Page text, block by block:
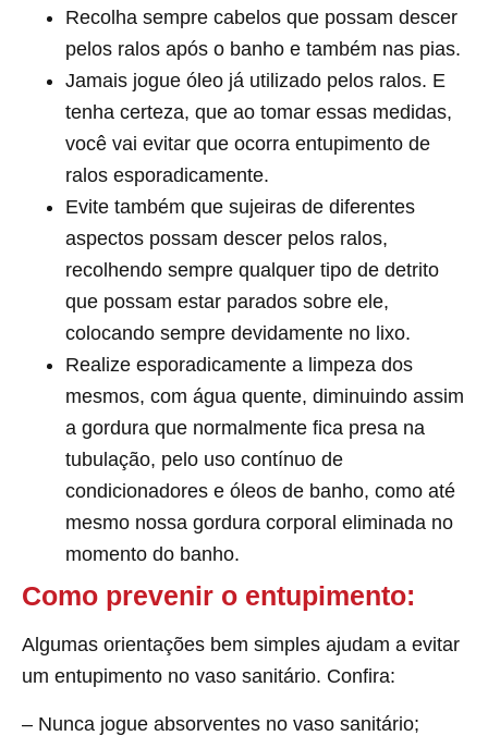
Recolha sempre cabelos que possam descer
pelos ralos após o banho e também nas pias.
Jamais jogue óleo já utilizado pelos ralos. E
tenha certeza, que ao tomar essas medidas,
você vai evitar que ocorra entupimento de
ralos esporadicamente.
Evite também que sujeiras de diferentes
aspectos possam descer pelos ralos,
recolhendo sempre qualquer tipo de detrito
que possam estar parados sobre ele,
colocando sempre devidamente no lixo.
Realize esporadicamente a limpeza dos
mesmos, com água quente, diminuindo assim
a gordura que normalmente fica presa na
tubulação, pelo uso contínuo de
condicionadores e óleos de banho, como até
mesmo nossa gordura corporal eliminada no
momento do banho.
Como prevenir o entupimento:
Algumas orientações bem simples ajudam a evitar
um entupimento no vaso sanitário. Confira:
– Nunca jogue absorventes no vaso sanitário;